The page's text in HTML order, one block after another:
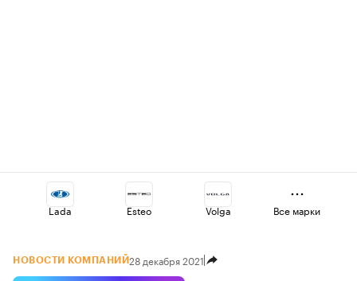
Lada Esteo Volga
Omoda Changan Jaecoo
Все марки
НОВОСТИ КОМПАНИЙ28 декабря 2021